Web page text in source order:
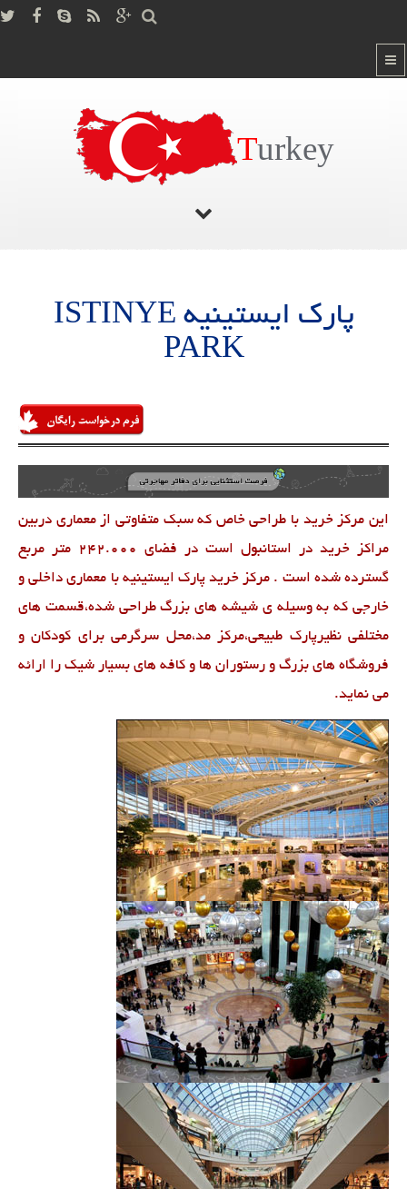
Turkey
پارک ایستینیه ISTINYE
PARK
این مرکز خرید با طراحی خاص که سبک متفاوتی از معماری دربین
مراکز خرید در استانبول است در فضای 242.000 متر مربع
گسترده شده است . مرکز خرید پارک ایستینیه با معماری داخلی و
خارجی که به وسیله ی شیشه های بزرگ طراحی شده،قسمت های
مختلفی نظیرپارک طبیعی،مرکز مد،محل سرگرمی برای کودکان و
فروشگاه های بزرگ و رستوران ها و کافه های بسیار شیک را ارائه
می نماید.